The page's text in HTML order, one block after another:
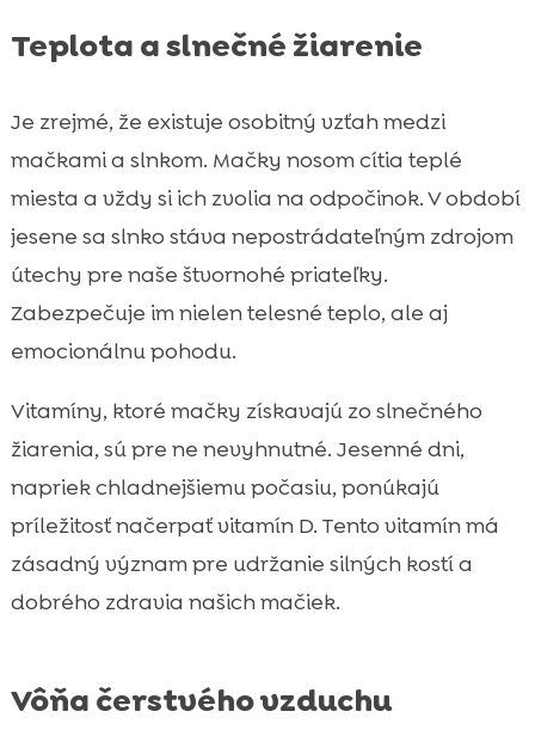
Teplota a slnečné žiarenie
Je zrejmé, že existuje osobitný vzťah medzi
mačkami a slnkom. Mačky nosom cítia teplé
miesta a vždy si ich zvolia na odpočinok. V období
jesene sa slnko stáva nepostrádateľným zdrojom
útechy pre naše štvornohé priateľky.
Zabezpečuje im nielen telesné teplo, ale aj
emocionálnu pohodu.
Vitamíny, ktoré mačky získavajú zo slnečného
žiarenia, sú pre ne nevyhnutné. Jesenné dni,
napriek chladnejšiemu počasiu, ponúkajú
príležitosť načerpať vitamín D. Tento vitamín má
zásadný význam pre udržanie silných kostí a
dobrého zdravia našich mačiek.
Vôňa čerstvého vzduchu